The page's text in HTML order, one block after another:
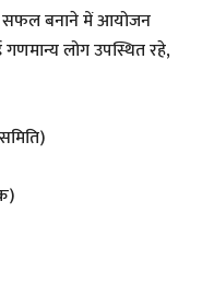
सफल बनाने में आयोजन
लोग उपस्थित रहे,